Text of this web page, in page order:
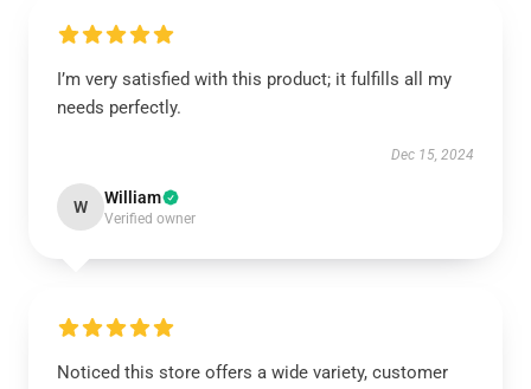
I’m very satisfied with this product; it fulfills all my
needs perfectly.
Dec 15, 2024
W William
Verified owner
Noticed this store offers a wide variety, customer